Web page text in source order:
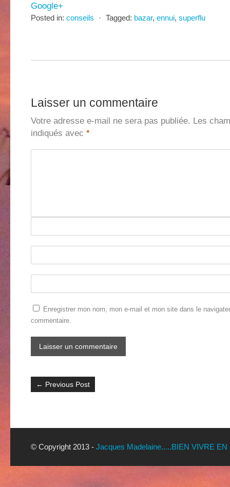
Google+
Posted in: conseils ⋅ Tagged: bazar, ennui, superflu
Laisser un commentaire
Votre adresse e-mail ne sera pas publiée. Les
indiqués avec *
Enregistrer mon nom, mon e-mail et mon site dans le
commentaire.
← Previous Post
© Copyright 2013 - Jacques Madelaine.....BIEN VIVRE EN